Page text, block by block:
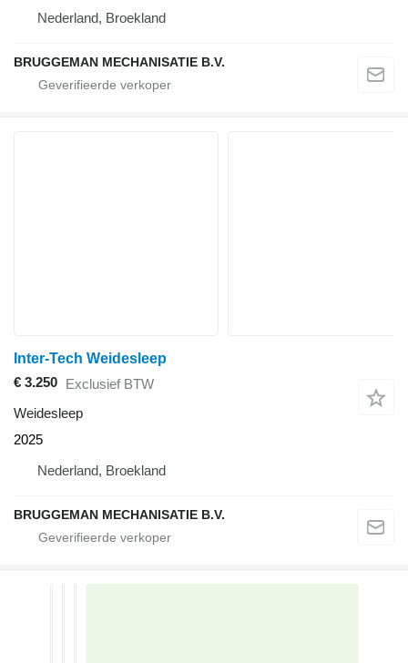
Nederland, Broekland
BRUGGEMAN MECHANISATIE B.V.
Inter-Tech Weidesleep
€ 3.250 Exclusief BTW
Weidesleep
2025
Nederland, Broekland
BRUGGEMAN MECHANISATIE B.V.